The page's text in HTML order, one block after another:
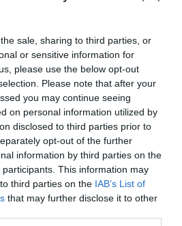
sale, sharing to third parties, or
or sensitive information for
please use the below opt-out
Please note that after your
you may continue seeing
on personal information utilized by
disclosed to third parties prior to
opt-out of the further
information by third parties on the
participants. This information may
third parties on the IAB’s List of
that may further disclose it to other
του 6G και της τεχνητής
τουρισμό: Νέοι κανόνες για
και περιοχές Natura
2027»: Συνεχίζονται οι
σήμερα
ΟΙ ΕΙΔΗΣΕΙΣ →
ακόμη